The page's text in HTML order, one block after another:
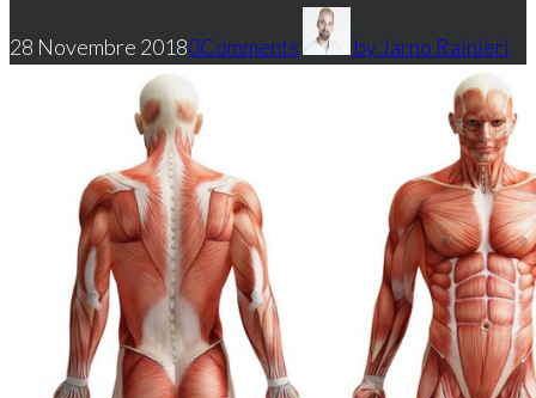
28 Novembre 20180Comments by Jarno Rainieri